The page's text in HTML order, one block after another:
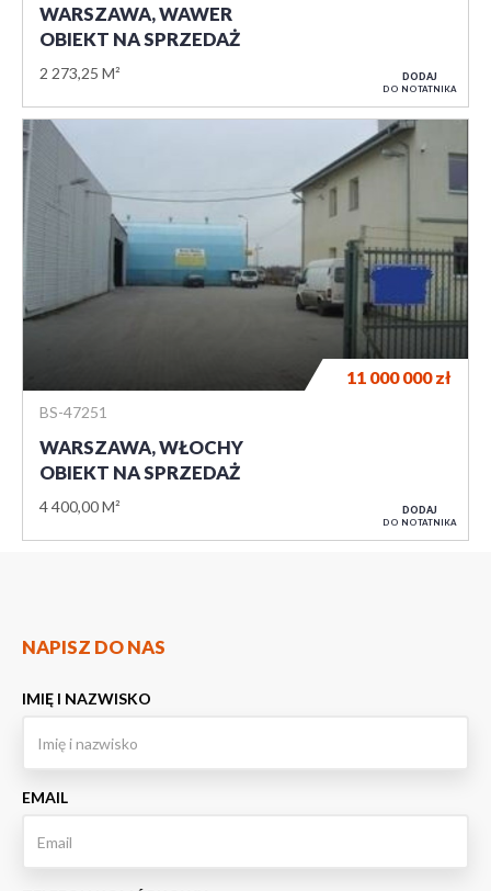
WARSZAWA, WAWER
OBIEKT NA SPRZEDAŻ
2 273,25 M² DODAJ
DO NOTATNIKA
BS-47251
WARSZAWA, WŁOCHY
OBIEKT NA SPRZEDAŻ
4 400,00 M²
11 000 000zł
DODAJ
DO NOTATNIKA
NAPISZ DO NAS
IMIĘ I NAZWISKO
EMAIL